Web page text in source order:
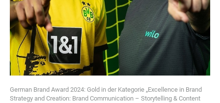
German Brand Award 2024: Gold in der Kategorie „Excellence in Brand
Strategy and Creation: Brand Communication – Storytelling & Content